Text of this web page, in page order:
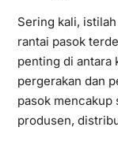
Sering kali,
rantai pasok
penting di antara
pergerakan dan
pasok mencakup
produsen,